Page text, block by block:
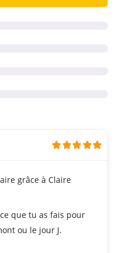
grâce à Claire
que tu as fais pour
ou le jour J.